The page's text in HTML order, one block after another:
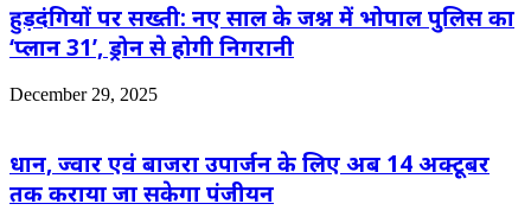
हुड़दंगियों पर सख्ती: नए साल के जश्न में भोपाल पुलिस का
‘प्लान 31’, ड्रोन से होगी निगरानी
December 29, 2025
धान, ज्वार एवं बाजरा उपार्जन के लिए अब 14 अक्टूबर
तक कराया जा सकेगा पंजीयन